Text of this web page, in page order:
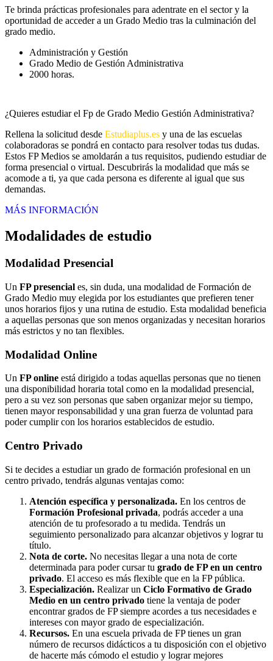
Te brinda prácticas profesionales para adentrate en el sector y la
oportunidad de acceder a un Grado Medio tras la culminación del
grado medio.
Administración y Gestión
Grado Medio de Gestión Administrativa
2000 horas.
¿Quieres estudiar el Fp de Grado Medio Gestión Administrativa?
Rellena la solicitud desde Estudiaplus.es y una de las escuelas
colaboradoras se pondrá en contacto para resolver todas tus dudas.
Estos FP Medios se amoldarán a tus requisitos, pudiendo estudiar de
forma presencial o virtual. Descubrirás la modalidad que más se
acomode a ti, ya que cada persona es diferente al igual que sus
demandas.
MÁS INFORMACIÓN
Modalidades de estudio
Modalidad Presencial
Un FP presencial es, sin duda, una modalidad de Formación de
Grado Medio muy elegida por los estudiantes que prefieren tener
unos horarios fijos y una rutina de estudio. Esta modalidad beneficia
a aquellas personas que son menos organizadas y necesitan horarios
más estrictos y no tan flexibles.
Modalidad Online
Un FP online está dirigido a todas aquellas personas que no tienen
una disponibilidad horaria total como en la modalidad presencial,
pero a su vez son personas que saben organizar mejor su tiempo,
tienen mayor responsabilidad y una gran fuerza de voluntad para
poder cumplir con los horarios establecidos de estudio.
Centro Privado
Si te decides a estudiar un grado de formación profesional en un
centro privado, tendrás algunas ventajas como:
Atención específica y personalizada. En los centros de
Formación Profesional privada, podrás acceder a una
atención de tu profesorado a tu medida. Tendrás un
seguimiento personalizado para alcanzar objetivos y lograr tu
título.
Nota de corte. No necesitas llegar a una nota de corte
determinada para poder cursar tu grado de FP en un centro
privado. El acceso es más flexible que en la FP pública.
Especialización. Realizar un Ciclo Formativo de Grado
Medio en un centro privado tiene la ventaja de poder
encontrar grados de FP siempre acordes a tus necesidades e
intereses con mayor grado de especialización.
Recursos. En una escuela privada de FP tienes un gran
número de recursos didácticos a tu disposición con el objetivo
de hacerte más cómodo el estudio y lograr mejores